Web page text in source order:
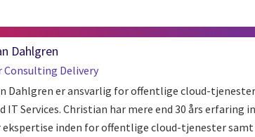
Dahlgren
Consulting Delivery
Dahlgren er ansvarlig for offentlige cloud-tjenester
IT Services. Christian har mere end 30 års erfaring
ekspertise inden for offentlige cloud-tjenester